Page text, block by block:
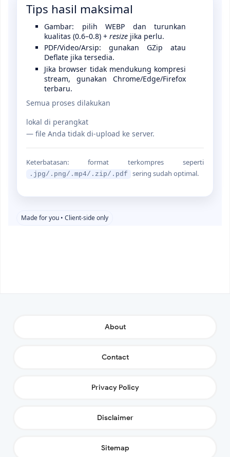
Tips hasil maksimal
Gambar: pilih WEBP dan turunkan
kualitas (0.6–0.8) + resize jika perlu.
PDF/Video/Arsip: gunakan GZip atau
Deflate jika tersedia.
Jika browser tidak mendukung kompresi
stream, gunakan Chrome/Edge/Firefox
terbaru.
Semua proses dilakukan
lokal di perangkat
— file Anda tidak di-upload ke server.
Keterbatasan: format terkompres seperti
.jpg/.png/.mp4/.zip/.pdf sering sudah optimal.
Made for you • Client-side only
About
Contact
Privacy Policy
Disclaimer
Sitemap